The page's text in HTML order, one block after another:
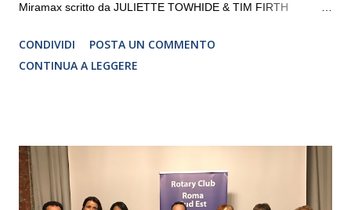
Miramax scritto da JULIETTE TOWHIDE & TIM FIRTH
CRISTINA PEZZOLI
CONDIVIDI
POSTA UN COMMENTO
CONTINUA A LEGGERE